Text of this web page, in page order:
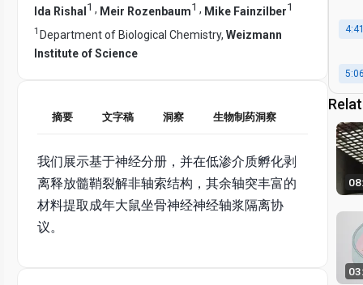
Ida Rishal 1 , Meir Rozenbaum1 , Mike Fainzilber1
1 Department of Biological Chemistry, Weizmann
Institute of Science
摘要 文字稿 洞察 生物制药洞察
我们展示基于神经分册，并在低渗介质孵化剥
离释放髓鞘裂解非轴索结构，其余轴突丰富的
材料提取成年大鼠坐骨神经神经轴浆隔离协
议。